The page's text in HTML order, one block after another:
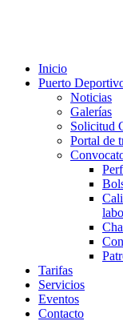
Inicio
Puerto
Noticias
Galerías
Solicitud
Portal de
Tarifas
Servicios
Eventos
Contacto